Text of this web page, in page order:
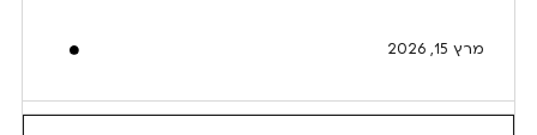
מרץ 15, 2026